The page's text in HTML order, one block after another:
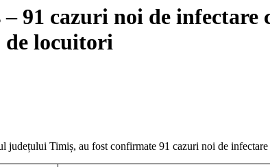
91 cazuri noi de infectare
de locuitori
județului Timiș, au fost confirmate 91 cazuri noi de